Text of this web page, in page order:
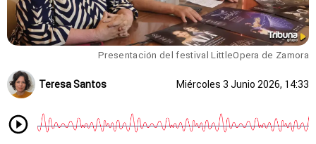
Presentación del festival LittleOpera de Zamora
Teresa Santos Miércoles 3 Junio 2026, 14:33